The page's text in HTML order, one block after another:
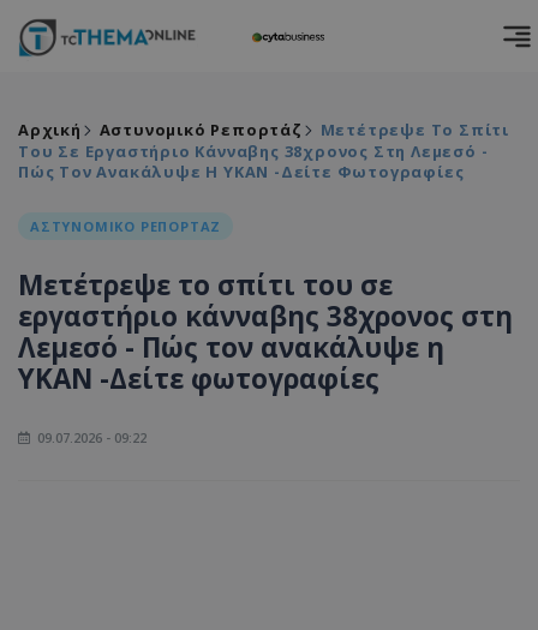
Αρχική Αστυνομικό Ρεπορτάζ
Μετέτρεψε Το Σπίτι
Του Σε Εργαστήριο Κάνναβης 38χρονος Στη Λεμεσό -
Πώς Τον Ανακάλυψε Η ΥΚΑΝ -Δείτε Φωτογραφίες
ΑΣΤΥΝΟΜΙΚΟ ΡΕΠΟΡΤΑΖ
Μετέτρεψε το σπίτι του σε
εργαστήριο κάνναβης 38χρονος στη
Λεμεσό - Πώς τον ανακάλυψε η
ΥΚΑΝ -Δείτε φωτογραφίες
09.07.2026 - 09:22